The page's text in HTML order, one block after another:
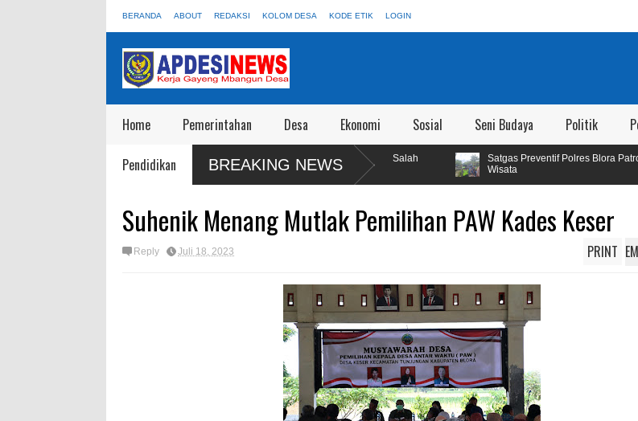
BERANDA ABOUT REDAKSI KOLOM DESA KODE ETIK LOGIN
Home Pemerintahan Desa Ekonomi Sosial Seni Budaya Politik
Pendidikan BREAKING NEWS
Blora: 55 Truk KDKMP Jangan Sampai Disewakan Apalagi Viral Salah
Satgas Preventif Polres Blora Patroli Keamanan Pusat
Suhenik Menang Mutlak Pemilihan PAW Kades Keser
Reply Juli 18, 2023 PRINT